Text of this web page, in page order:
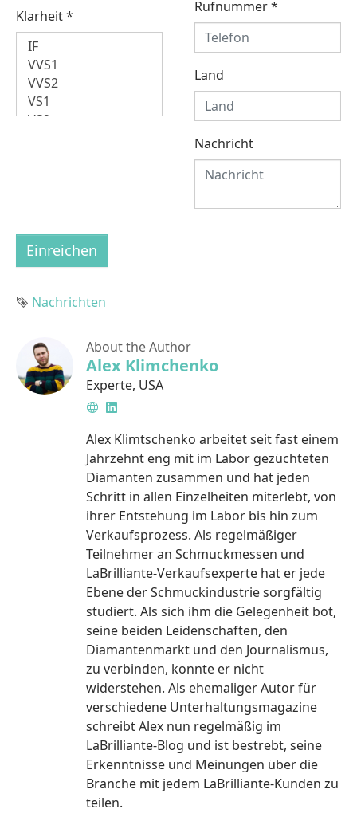
Klarheit*
Rufnummer*
Land
Nachricht
Einreichen
Tag
Nachrichten
About the Author
Alex Klimchenko
Experte, USA
WebsiteLinkedIn
Alex Klimtschenko arbeitet seit fast einem
Jahrzehnt eng mit im Labor gezüchteten
Diamanten zusammen und hat jeden
Schritt in allen Einzelheiten miterlebt, von
ihrer Entstehung im Labor bis hin zum
Verkaufsprozess. Als regelmäßiger
Teilnehmer an Schmuckmessen und
LaBrilliante-Verkaufsexperte hat er jede
Ebene der Schmuckindustrie sorgfältig
studiert. Als sich ihm die Gelegenheit bot,
seine beiden Leidenschaften, den
Diamantenmarkt und den Journalismus,
zu verbinden, konnte er nicht
widerstehen. Als ehemaliger Autor für
verschiedene Unterhaltungsmagazine
schreibt Alex nun regelmäßig im
LaBrilliante-Blog und ist bestrebt, seine
Erkenntnisse und Meinungen über die
Branche mit jedem LaBrilliante-Kunden zu
teilen.